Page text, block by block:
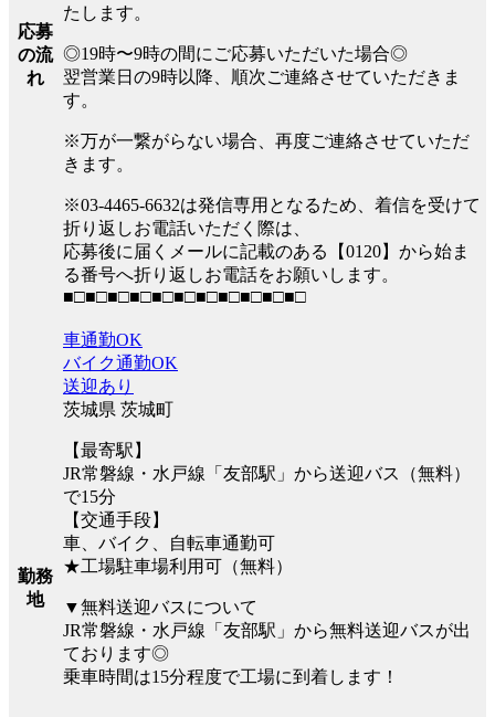
応募
の流
れ
たします。
◎19時〜9時の間にご応募いただいた場合◎
翌営業日の9時以降、順次ご連絡させていただきま
す。
※万が一繋がらない場合、再度ご連絡させていただ
きます。
※03-4465-6632は発信専用となるため、着信を受けて
折り返しお電話いただく際は、
応募後に届くメールに記載のある【0120】から始ま
る番号へ折り返しお電話をお願いします。
■□■□■□■□■□■□■□■□■□■□■□
勤務
地
車通勤OK
バイク通勤OK
送迎あり
茨城県 茨城町
【最寄駅】
JR常磐線・水戸線「友部駅」から送迎バス（無料）
で15分
【交通手段】
車、バイク、自転車通勤可
★工場駐車場利用可（無料）
▼無料送迎バスについて
JR常磐線・水戸線「友部駅」から無料送迎バスが出
ております◎
乗車時間は15分程度で工場に到着します！